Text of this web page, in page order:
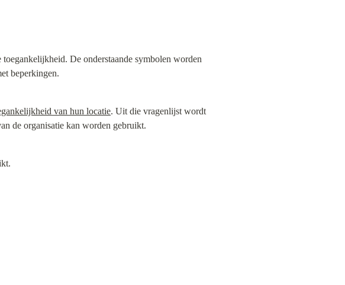
De onderstaande symbolen worden
beperkingen.
van hun locatie. Uit die vragenlijst wordt
de organisatie kan worden gebruikt.